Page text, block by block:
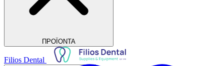
ΠΡΟΪΟΝΤΑ
Filios Dental